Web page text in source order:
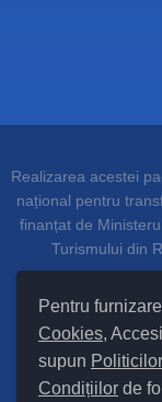
Pentru
Cookies,
supun
Condițiilor de
Realizarea acestei
național pentru
finanțat de
Turismului din